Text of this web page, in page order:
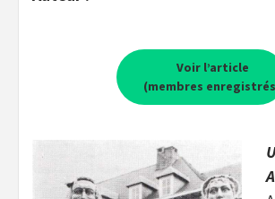
Voir l’article
(membres